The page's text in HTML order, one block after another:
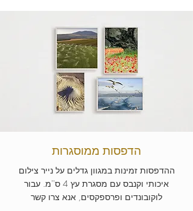
הדפסות ממוסגרות
ההדפסות זמינות במגוון גדלים על נייר צילום
איכותי וקנבס עם מסגרת עץ 4 ס''מ. עבור
לוקובונדים ופרספקסים, אנא צרו קשר